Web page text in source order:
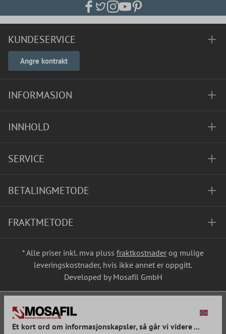
KUNDESERVICE
Angre kontrakt
INFORMASJON
INNHOLD
SERVICE
BETALINGMETODE
FRAKTMETODE
* Alle priser inkl. mva pluss fraktkostnader og mulige
leveringskostnader, hvis ikke annet er oppgitt.
Developed by Mosafil GmbH
Et kort ord om informasjonskapsler, så går vi videre ...